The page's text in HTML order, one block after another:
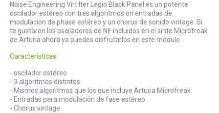
Noise Engineering Virt Iter Legio Black Panel es un potente
oscilador estéreo con tres algoritmos on entradas de
modulación de phase estéreo y un chorus de sonido vintage. Si
te gustaron los osciladores de NE incluidos en el sinte Microfreak
de Arturia ahora ya puedes disfrutarlos en este módulo
Características:
- oscilador estéreo
- 3 algoritmos distintos
- Mismos algoritmos que los que incluye Arturia Microfreak
- Entradas para modulación de fase estéreo
- Chorus vintage